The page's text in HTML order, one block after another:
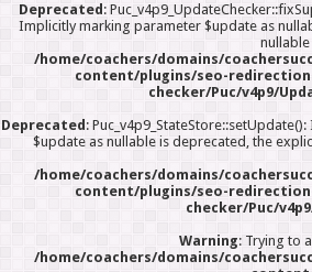
Deprecated :
Implicitly marking parameter $update as
/home/coachers/domains/
content/plugins/seo-
checker/Puc/v4p9/
Deprecated :
$update as nullable is deprecated, the
/home/coachers/domains/
content/plugins/seo-
checker/Puc/
Warning: Trying to
/home/coachers/domains/